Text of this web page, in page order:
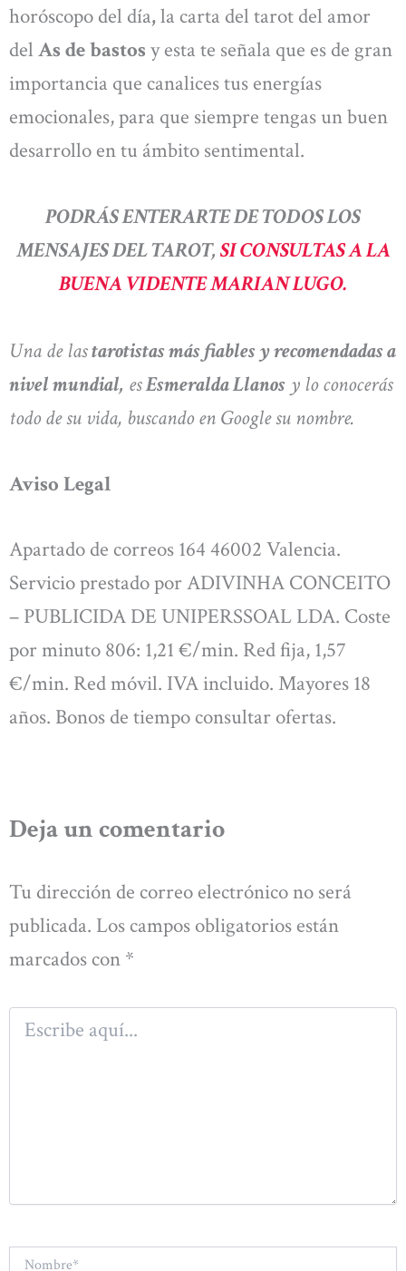
horóscopo del día,la carta del tarot del amor
del As de bastos y esta te señala que es de gran
importancia que canalices tus energías
emocionales, para que siempre tengas un buen
desarrollo en tu ámbito sentimental.
PODRÁS ENTERARTE DE TODOS LOS
MENSAJES DEL TAROT, SI CONSULTAS A LA
BUENA VIDENTE MARIAN LUGO.
Una de lastarotistas más fiables y recomendadas a
nivel mundial, esEsmeralda Llanos y lo conocerás
todo de su vida, buscando en Google su nombre.
Aviso Legal
Apartado de correos 164 46002 Valencia.
Servicio prestado por ADIVINHA CONCEITO
– PUBLICIDA DE UNIPERSSOAL LDA. Coste
por minuto 806: 1,21 €/min. Red fija, 1,57
€/min. Red móvil. IVA incluido. Mayores 18
años. Bonos de tiempo consultar ofertas.
Deja un comentario
Tu dirección de correo electrónico no será
publicada. Los campos obligatorios están
marcados con *
Escribe
aquí...